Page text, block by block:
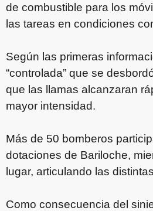
de combustible para los
las tareas en condiciones
Según las primeras
“controlada” que se
que las llamas alcanzaran
mayor intensidad.
Más de 50 bomberos
dotaciones de Bariloche,
lugar, articulando las
Como consecuencia del